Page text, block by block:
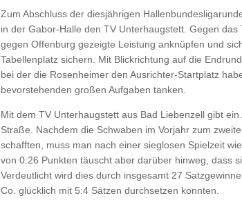
Zum Abschluss der diesjährigen
in der Gabor-Halle den TV Unterhaugstett. Gegen
gegen Offenburg gezeigte Leistung anknüpfen und
Tabellenplatz sichern. Mit Blickrichtung auf die
bei der die Rosenheimer den Ausrichter-Startplatz
bevorstehenden großen Aufgaben tanken.
Mit dem TV Unterhaugstett aus Bad Liebenzell gibt
Straße. Nachdem die Schwaben im Vorjahr zum
schafften, muss man nach einer sieglosen Spielzeit
von 0:26 Punkten täuscht aber darüber hinweg, dass
Verdeutlicht wird dies durch insgesamt 27
Co. glücklich mit 5:4 Sätzen durchsetzen konnten.